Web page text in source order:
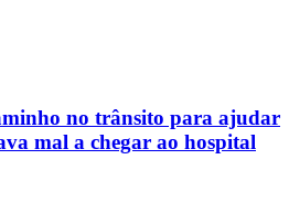
no trânsito para ajudar
mal a chegar ao hospital